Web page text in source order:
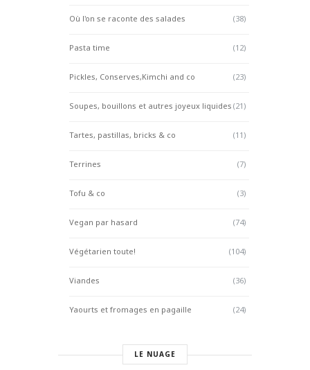
Où l'on se raconte des salades (38)
Pasta time (12)
Pickles, Conserves,Kimchi and co (23)
Soupes, bouillons et autres joyeux liquides (21)
Tartes, pastillas, bricks & co (11)
Terrines (7)
Tofu & co (3)
Vegan par hasard (74)
Végétarien toute! (104)
Viandes (36)
Yaourts et fromages en pagaille (24)
LE NUAGE